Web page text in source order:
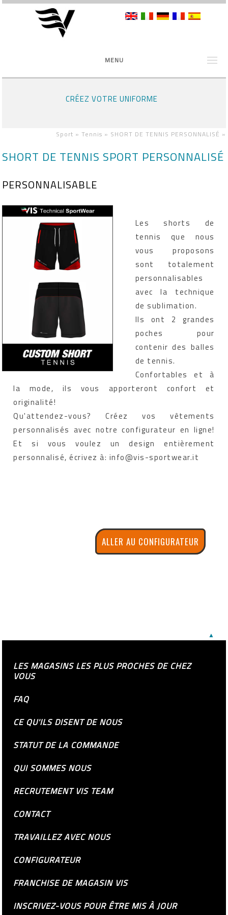
MENU
CRÉEZ VOTRE UNIFORME
Sport » Tennis » SHORT DE TENNIS PERSONNALISÉ »
SHORT DE TENNIS SPORT PERSONNALISÉ
PERSONNALISABLE
Les shorts de
tennis que nous
vous proposons
sont totalement
personnalisables
avec la technique
de sublimation.
Ils ont 2 grandes
poches pour
contenir des balles
de tennis.
Confortables et à
la mode, ils vous apporteront confort et
originalité!
Qu'attendez-vous? Créez vos vêtements
personnalisés avec notre configurateur en ligne!
Et si vous voulez un design entièrement
personnalisé, écrivez à: info@vis-sportwear.it
ALLER AU CONFIGURATEUR
▲
LES MAGASINS LES PLUS PROCHES DE CHEZ
VOUS
FAQ
CE QU'ILS DISENT DE NOUS
STATUT DE LA COMMANDE
QUI SOMMES NOUS
RECRUTEMENT VIS TEAM
CONTACT
TRAVAILLEZ AVEC NOUS
CONFIGURATEUR
FRANCHISE DE MAGASIN VIS
INSCRIVEZ-VOUS POUR ÊTRE MIS À JOUR